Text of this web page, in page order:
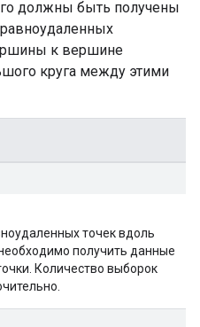
должны быть получены
к вершине
круга между этими
точек вдоль
получить данные
Количество выборок